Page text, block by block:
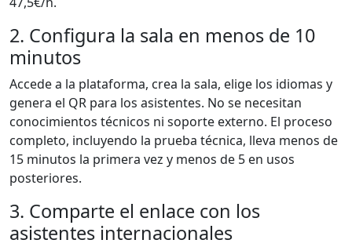
2. Configura la sala en menos de 10
minutos
Accede a la plataforma, crea la sala, elige los idiomas y
genera el QR para los asistentes. No se necesitan
conocimientos técnicos ni soporte externo. El proceso
completo, incluyendo la prueba técnica, lleva menos de
15 minutos la primera vez y menos de 5 en usos
posteriores.
3. Comparte el enlace con los
asistentes internacionales